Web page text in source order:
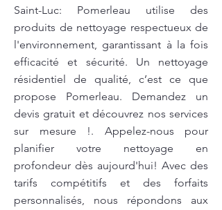
Saint-Luc: Pomerleau utilise des
produits de nettoyage respectueux de
l'environnement, garantissant à la fois
efficacité et sécurité. Un nettoyage
résidentiel de qualité, c’est ce que
propose Pomerleau. Demandez un
devis gratuit et découvrez nos services
sur mesure !. Appelez-nous pour
planifier votre nettoyage en
profondeur dès aujourd'hui! Avec des
tarifs compétitifs et des forfaits
personnalisés, nous répondons aux